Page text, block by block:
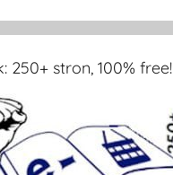
250+ stron, 100% free!